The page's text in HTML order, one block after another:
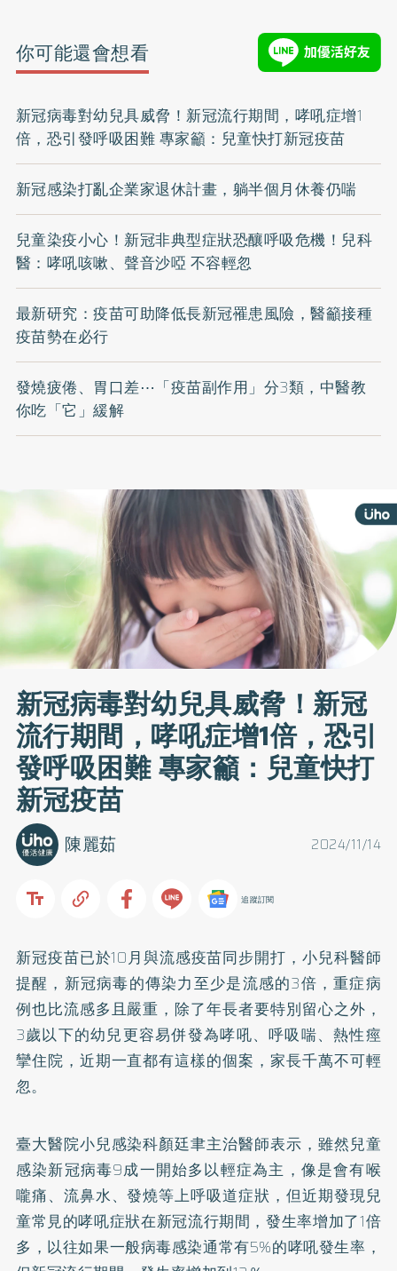
你可能還會想看
新冠病毒對幼兒具威脅！新冠流行期間，哮吼症增1
倍，恐引發呼吸困難 專家籲：兒童快打新冠疫苗
新冠感染打亂企業家退休計畫，躺半個月休養仍喘
兒童染疫小心！新冠非典型症狀恐釀呼吸危機！兒科
醫：哮吼咳嗽、聲音沙啞 不容輕忽
最新研究：疫苗可助降低長新冠罹患風險，醫籲接種
疫苗勢在必行
發燒疲倦、胃口差⋯「疫苗副作用」分3類，中醫教
你吃「它」緩解
新冠病毒對幼兒具威脅！新冠
流行期間，哮吼症增1倍，恐引
發呼吸困難 專家籲：兒童快打
新冠疫苗
2024/11/14
陳麗茹
追蹤訂閱
新冠疫苗已於10月與流感疫苗同步開打，小兒科醫師
提醒，新冠病毒的傳染力至少是流感的3倍，重症病
例也比流感多且嚴重，除了年長者要特別留心之外，
3歲以下的幼兒更容易併發為哮吼、呼吸喘、熱性痙
攣住院，近期一直都有這樣的個案，家長千萬不可輕
忽。
臺大醫院小兒感染科顏廷聿主治醫師表示，雖然兒童
感染新冠病毒9成一開始多以輕症為主，像是會有喉
嚨痛、流鼻水、發燒等上呼吸道症狀，但近期發現兒
童常見的哮吼症狀在新冠流行期間，發生率增加了1倍
多，以往如果一般病毒感染通常有5%的哮吼發生率，